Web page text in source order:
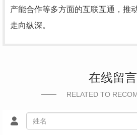
产能合作等多方面的互联互通，推
走向纵深。
在线留言
RELATED TO